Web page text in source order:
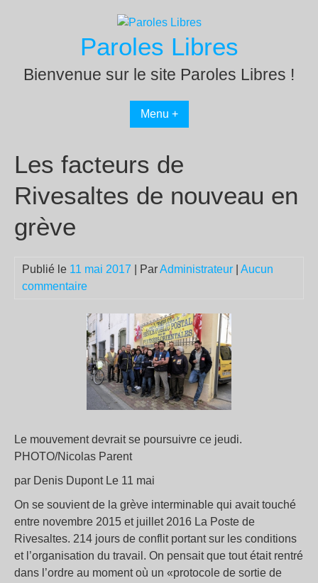
Paroles Libres
Bienvenue sur le site Paroles Libres !
Menu +
Les facteurs de
Rivesaltes de nouveau en
grève
Publié le 11 mai 2017 | ParAdministrateur
Aucun
commentaire
Le mouvement devrait se poursuivre ce jeudi.
PHOTO/Nicolas Parent
par Denis Dupont Le 11 mai
On se souvient de la grève interminable qui avait touché
entre novembre 2015 et juillet 2016 La Poste de
Rivesaltes. 214 jours de conflit portant sur les conditions
et l’organisation du travail. On pensait que tout était rentré
dans l’ordre au moment où un «protocole de sortie de